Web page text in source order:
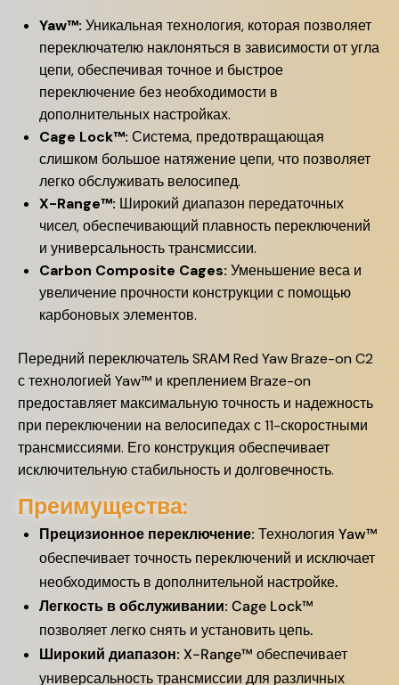
Yaw™: Уникальная технология, которая позволяет
переключателю наклоняться в зависимости от угла
цепи, обеспечивая точное и быстрое
переключение без необходимости в
дополнительных настройках.
Cage Lock™: Система, предотвращающая
слишком большое натяжение цепи, что позволяет
легко обслуживать велосипед.
X-Range™: Широкий диапазон передаточных
чисел, обеспечивающий плавность переключений
и универсальность трансмиссии.
Carbon Composite Cages: Уменьшение веса и
увеличение прочности конструкции с помощью
карбоновых элементов.
Передний переключатель SRAM Red Yaw Braze-on C2
с технологией Yaw™ и креплением Braze-on
предоставляет максимальную точность и надежность
при переключении на велосипедах с 11-скоростными
трансмиссиями. Его конструкция обеспечивает
исключительную стабильность и долговечность.
Преимущества:
Прецизионное переключение: Технология Yaw™
обеспечивает точность переключений и исключает
необходимость в дополнительной настройке.
Легкость в обслуживании: Cage Lock™
позволяет легко снять и установить цепь.
Широкий диапазон: X-Range™ обеспечивает
универсальность трансмиссии для различных